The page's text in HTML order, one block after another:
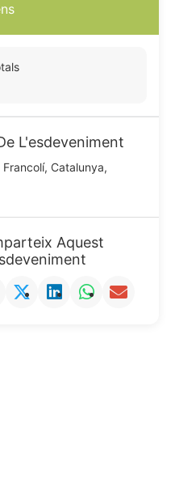
L'esdeveniment
Catalunya,
Aquest